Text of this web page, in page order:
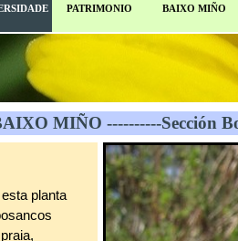
PATRIMONIO BAIXO MIÑO
MIÑO ----------Sección
planta